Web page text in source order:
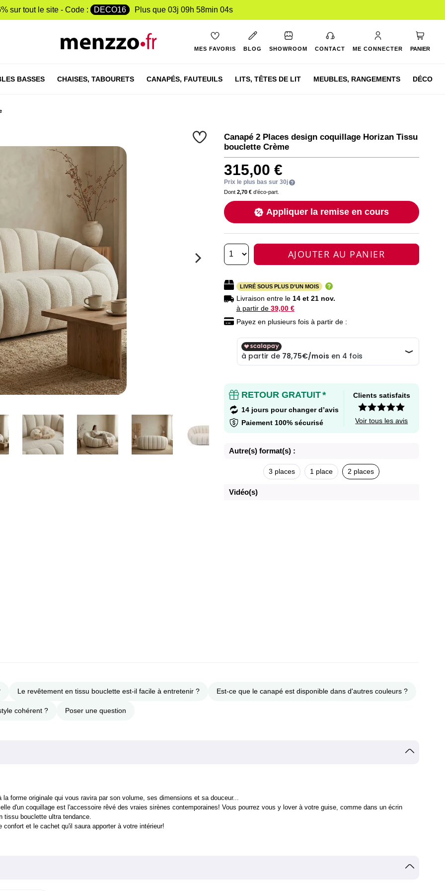
sur tout le site - Code : DECO16 Plus que 03j 09h 58min 03s
MES FAVORIS BLOG SHOWROOM CONTACT ME CONNECTER PANIER
BASSES CHAISES, TABOURETS CANAPÉS, FAUTEUILS LITS, TÊTES DE LIT MEUBLES, RANGEMENTS DÉCO
Canapé 2 Places design coquillage Horizan Tissu
bouclette Crème
315,00 €
Prix le plus bas sur 30j
Dont 2,70 €d’éco-part.
Appliquer la remise en cours
AJOUTER AU PANIER
LIVRÉ SOUS PLUS D’UN MOIS
Livraison entre le 14 et 21 nov.
à partir de 39,00 €
Payez en plusieurs fois à partir de :
RETOUR GRATUIT*
14 jours pour changer d’avis
Paiement 100% sécurisé
Clients satisfaits
Voir tous les avis
Autre(s) format(s) :
3 places 1 place 2 places
Vidéo(s)
Le revêtement en tissu bouclette est-il facile à entretenir ? Est-ce que le canapé est disponible dans d'autres couleurs ?
cohérent ? Poser une question
forme originale qui vous ravira par son volume, ses dimensions et sa douceur...
d'un coquillage est l'accessoire rêvé des vraies sirènes contemporaines! Vous pourrez vous y lover à votre guise, comme dans un écrin
tissu bouclette ultra tendance.
et le cachet qu'il saura apporter à votre intérieur!